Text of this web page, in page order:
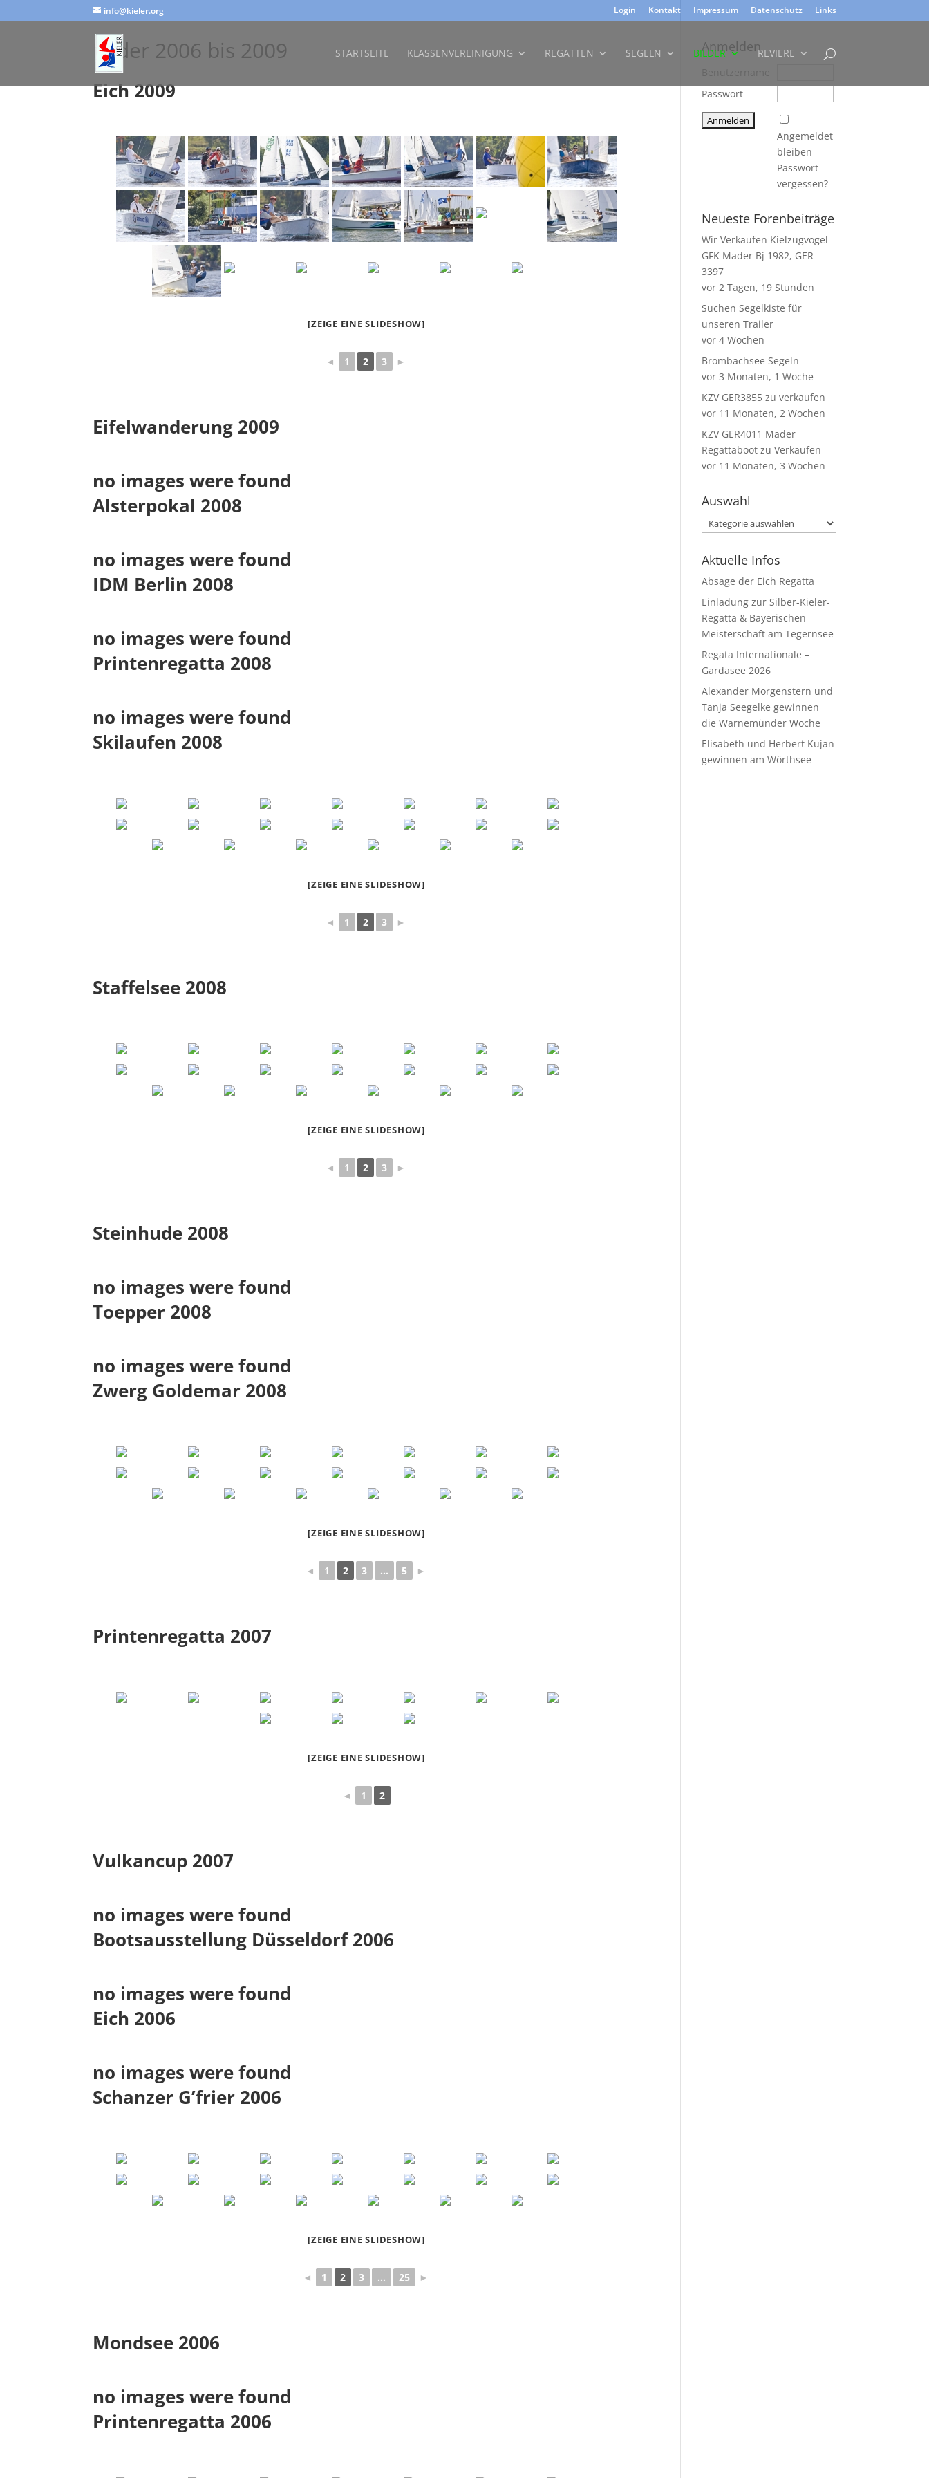
info@kieler.org Login Kontakt Impressum Datenschutz Links
STARTSEITE KLASSENVEREINIGUNG REGATTEN SEGELN BILDER REVIERE
Bilder 2006 bis 2009
Eich 2009
[ZEIGE EINE SLIDESHOW]
◄ 1 2 3 ►
Eifelwanderung 2009
no images were found
Alsterpokal 2008
no images were found
IDM Berlin 2008
no images were found
Printenregatta 2008
no images were found
Skilaufen 2008
[ZEIGE EINE SLIDESHOW]
◄ 1 2 3 ►
Staffelsee 2008
[ZEIGE EINE SLIDESHOW]
◄ 1 2 3 ►
Steinhude 2008
no images were found
Toepper 2008
no images were found
Zwerg Goldemar 2008
[ZEIGE EINE SLIDESHOW]
◄ 1 2 3 ... 5 ►
Printenregatta 2007
[ZEIGE EINE SLIDESHOW]
◄ 1 2
Vulkancup 2007
no images were found
Bootsausstellung Düsseldorf 2006
no images were found
Eich 2006
no images were found
Schanzer G’frier 2006
[ZEIGE EINE SLIDESHOW]
◄ 1 2 3 ... 25 ►
Mondsee 2006
no images were found
Printenregatta 2006
Anmelden
Passwort
Angemeldet
bleiben
Passwort
vergessen?
Neueste Forenbeiträge
Wir Verkaufen Kielzugvogel
GFK Mader Bj 1982, GER
3397
vor 2 Tagen, 19 Stunden
Suchen Segelkiste für
unseren Trailer
vor 4 Wochen
Brombachsee Segeln
vor 3 Monaten, 1 Woche
KZV GER3855 zu verkaufen
vor 11 Monaten, 2 Wochen
KZV GER4011 Mader
Regattaboot zu Verkaufen
vor 11 Monaten, 3 Wochen
Auswahl
Auswahl
Aktuelle Infos
Absage der Eich Regatta
Einladung zur Silber-Kieler-
Regatta & Bayerischen
Meisterschaft am Tegernsee
Regata Internationale –
Gardasee 2026
Alexander Morgenstern und
Tanja Seegelke gewinnen
die Warnemünder Woche
Elisabeth und Herbert Kujan
gewinnen am Wörthsee